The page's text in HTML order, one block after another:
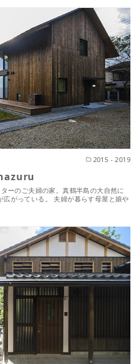
2015 - 2019
ーのご夫婦の家。真鶴半島の大自然に
がっている。 夫婦が暮らす母屋と娘や